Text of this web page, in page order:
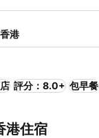
評分：8.0+ 包早餐
港住宿